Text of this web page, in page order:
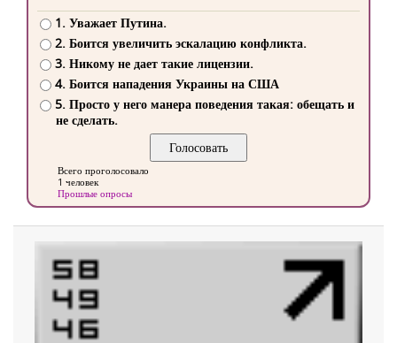
1. Уважает Путина.
2. Боится увеличить эскалацию конфликта.
3. Никому не дает такие лицензии.
4. Боится нападения Украины на США
5. Просто у него манера поведения такая: обещать и
не сделать.
Всего проголосовало
1 человек
Прошлые опросы